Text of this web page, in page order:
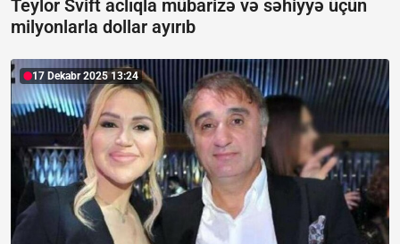
Teylor Svift aclıqla mübarizə və səhiyyə üçün
milyonlarla dollar ayırıb
17 Dekabr 2025 13:24